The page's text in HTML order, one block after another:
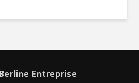
Entreprise